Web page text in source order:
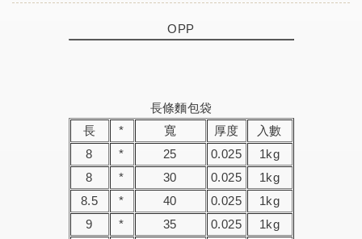
OPP
長條麵包袋
長
* 寬 厚度
入數
8
* 25 0.025
1kg
8
* 30 0.025
1kg
8.5
* 40 0.025
1kg
9
* 35 0.025
1kg